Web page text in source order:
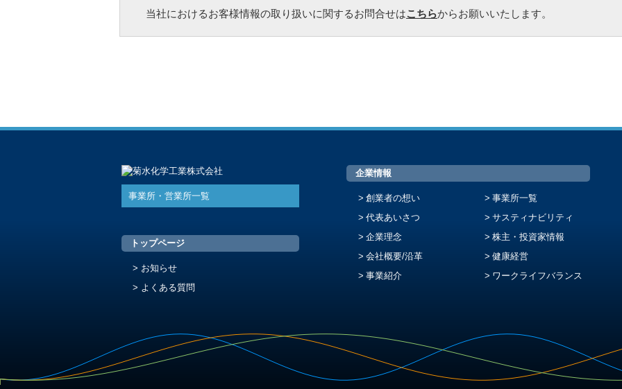
当社におけるお客様情報の取り扱いに関するお問合せはこちらからお願いいたします。
事業所・営業所一覧
トップページ
お知らせ
よくある質問
企業情報
創業者の想い
代表あいさつ
企業理念
会社概要/沿革
事業紹介
事業所一覧
サスティナビリティ
株主・投資家情報
健康経営
ワークライフバランス